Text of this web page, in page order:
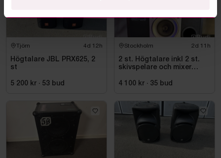
Tjörn 4d 12h
Högtalare JBL PRX625, 2
st
5 200 kr · 53 bud
Stockholm 2d 11h
2 st. Högtalare inkl 2 st.
skivspelare och mixer
4 100 kr · 35 bud